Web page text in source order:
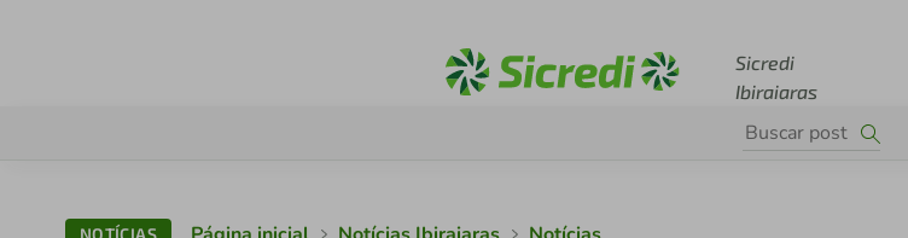
Sicredi
Ibiraiaras
NOTÍCIAS